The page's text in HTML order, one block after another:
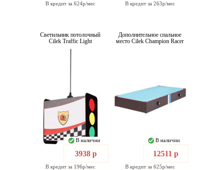
В кредит за 624р/мес В кредит за 263р/мес
Светильник потолочный
Cilek Traffic Light
В наличии
3938 р
В кредит за 196р/мес
Дополнительное спальное
место Cilek Champion Racer
В наличии
12511 р
В кредит за 625р/мес